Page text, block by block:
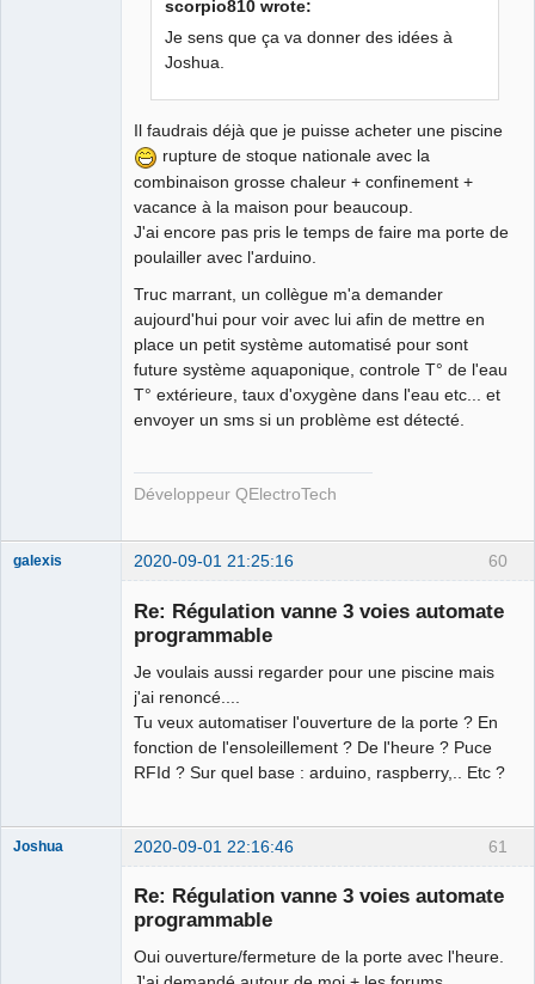
scorpio810 wrote:
Je sens que ça va donner des idées à
Joshua.
Il faudrais déjà que je puisse acheter une piscine
rupture de stoque nationale avec la
combinaison grosse chaleur + confinement +
vacance à la maison pour beaucoup.
J'ai encore pas pris le temps de faire ma porte de
poulailler avec l'arduino.
Truc marrant, un collègue m'a demander
aujourd'hui pour voir avec lui afin de mettre en
place un petit système automatisé pour sont
future système aquaponique, controle T° de l'eau
T° extérieure, taux d'oxygène dans l'eau etc... et
envoyer un sms si un problème est détecté.
Développeur QElectroTech
60
galexis 2020-09-01 21:25:16
Re: Régulation vanne 3 voies automate
programmable
Je voulais aussi regarder pour une piscine mais
j'ai renoncé....
Tu veux automatiser l'ouverture de la porte ? En
fonction de l'ensoleillement ? De l'heure ? Puce
RFId ? Sur quel base : arduino, raspberry,.. Etc ?
61
Joshua 2020-09-01 22:16:46
Re: Régulation vanne 3 voies automate
programmable
Oui ouverture/fermeture de la porte avec l'heure.